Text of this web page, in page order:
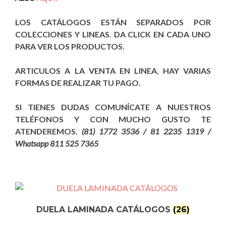
LOS CATÁLOGOS ESTÁN SEPARADOS POR
COLECCIONES Y LINEAS. DA CLICK EN CADA UNO
PARA VER LOS PRODUCTOS.
ARTICULOS A LA VENTA EN LINEA, HAY VARIAS
FORMAS DE REALIZAR TU PAGO.
SI TIENES DUDAS COMUNÍCATE A NUESTROS
TELÉFONOS Y CON MUCHO GUSTO TE
ATENDEREMOS. (81) 1772 3536 / 81 2235 1319 /
Whatsapp 811 525 7365
DUELA LAMINADA CATÁLOGOS (26)